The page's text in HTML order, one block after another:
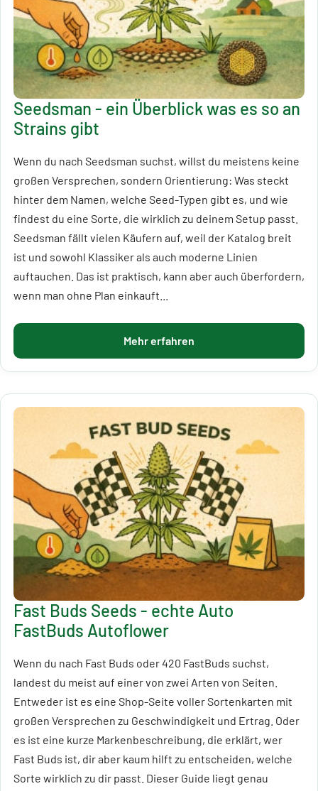
Seedsman - ein Überblick was es so an
Strains gibt
Wenn du nach Seedsman suchst, willst du meistens keine
großen Versprechen, sondern Orientierung: Was steckt
hinter dem Namen, welche Seed-Typen gibt es, und wie
findest du eine Sorte, die wirklich zu deinem Setup passt.
Seedsman fällt vielen Käufern auf, weil der Katalog breit
ist und sowohl Klassiker als auch moderne Linien
auftauchen. Das ist praktisch, kann aber auch überfordern,
wenn man ohne Plan einkauft...
Mehr erfahren
Fast Buds Seeds - echte Auto
FastBuds Autoflower
Wenn du nach Fast Buds oder 420 FastBuds suchst,
landest du meist auf einer von zwei Arten von Seiten.
Entweder ist es eine Shop-Seite voller Sortenkarten mit
großen Versprechen zu Geschwindigkeit und Ertrag. Oder
es ist eine kurze Markenbeschreibung, die erklärt, wer
Fast Buds ist, dir aber kaum hilft zu entscheiden, welche
Sorte wirklich zu dir passt. Dieser Guide liegt genau